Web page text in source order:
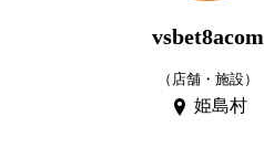
vsbet8acom
（店舗・施設）
姫島村